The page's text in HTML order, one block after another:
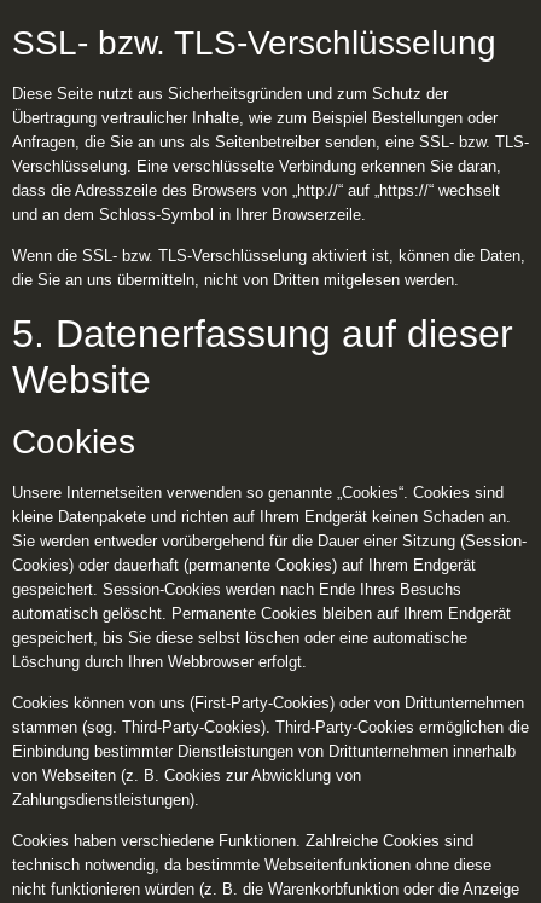
SSL- bzw. TLS-Verschlüsselung
Diese Seite nutzt aus Sicherheitsgründen und zum Schutz der
Übertragung vertraulicher Inhalte, wie zum Beispiel Bestellungen oder
Anfragen, die Sie an uns als Seitenbetreiber senden, eine SSL- bzw. TLS-
Verschlüsselung. Eine verschlüsselte Verbindung erkennen Sie daran,
dass die Adresszeile des Browsers von „http://“ auf „https://“ wechselt
und an dem Schloss-Symbol in Ihrer Browserzeile.
Wenn die SSL- bzw. TLS-Verschlüsselung aktiviert ist, können die Daten,
die Sie an uns übermitteln, nicht von Dritten mitgelesen werden.
5. Datenerfassung auf dieser
Website
Cookies
Unsere Internetseiten verwenden so genannte „Cookies“. Cookies sind
kleine Datenpakete und richten auf Ihrem Endgerät keinen Schaden an.
Sie werden entweder vorübergehend für die Dauer einer Sitzung (Session-
Cookies) oder dauerhaft (permanente Cookies) auf Ihrem Endgerät
gespeichert. Session-Cookies werden nach Ende Ihres Besuchs
automatisch gelöscht. Permanente Cookies bleiben auf Ihrem Endgerät
gespeichert, bis Sie diese selbst löschen oder eine automatische
Löschung durch Ihren Webbrowser erfolgt.
Cookies können von uns (First-Party-Cookies) oder von Drittunternehmen
stammen (sog. Third-Party-Cookies). Third-Party-Cookies ermöglichen die
Einbindung bestimmter Dienstleistungen von Drittunternehmen innerhalb
von Webseiten (z. B. Cookies zur Abwicklung von
Zahlungsdienstleistungen).
Cookies haben verschiedene Funktionen. Zahlreiche Cookies sind
technisch notwendig, da bestimmte Webseitenfunktionen ohne diese
nicht funktionieren würden (z. B. die Warenkorbfunktion oder die Anzeige